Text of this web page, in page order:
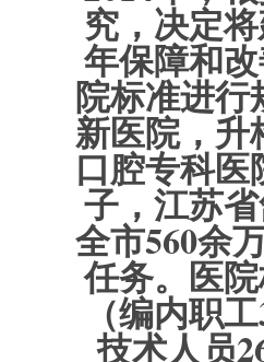
究，决定
年保障和
院标准进行
新医院，升
口腔专科
子，江苏
全市560余
任务。医
（编内职
技术人员